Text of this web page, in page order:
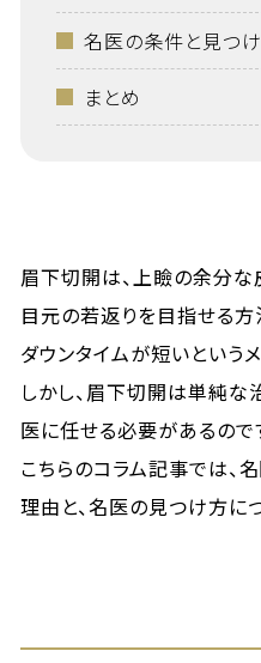
名医の条件と見つ
まとめ
眉下切開は、上瞼の余分な
目元の若返りを目指せる
ダウンタイムが短いというメ
しかし、眉下切開は単純な
医に任せる必要があるので
こちらのコラム記事では、
理由と、名医の見つけ方に